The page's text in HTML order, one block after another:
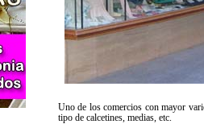
Uno de los comercios con mayor
tipo de calcetines, medias, etc.